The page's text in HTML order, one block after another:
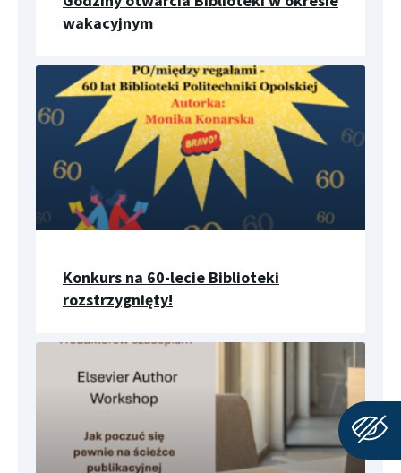
wakacyjnym
Konkurs na 60-lecie Biblioteki
rozstrzygnięty!